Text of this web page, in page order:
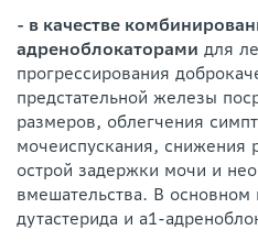
- в качестве
адреноблокаторами для
прогрессирования
предстательной железы
размеров, облегчения
мочеиспускания, снижения
острой задержки мочи и
вмешательства. В основном
дутастерида и а1-